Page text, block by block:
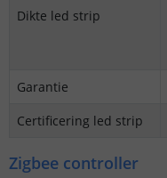
Dikte led strip
Garantie
Certificering led strip
Zigbee controller